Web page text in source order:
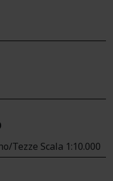
Tezze Scala 1:10.000